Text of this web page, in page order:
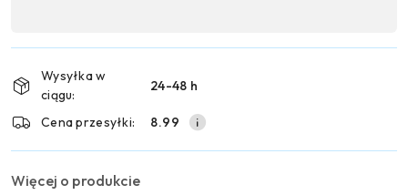
płatność
dostawa
Wysyłka w
ciągu:
24-48 h
Cena przesyłki: 8.99
Więcej o produkcie